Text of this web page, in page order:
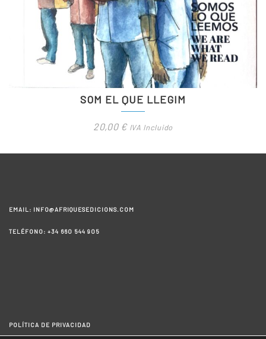
SOM EL QUE LLEGIM
20,00 € IVA Incluido
EMAIL: INFO@AFRIQUESEDICIONS.COM
TELÉFONO: +34 660 544 905
POLÍTICA DE PRIVACIDAD